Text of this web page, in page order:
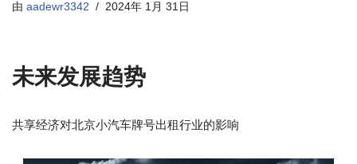
由 aadewr3342 2024年 1月 31日
未来发展趋势
共享经济对北京小汽车牌号出租行业的影响